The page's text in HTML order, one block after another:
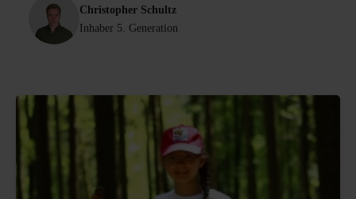
Christopher Schultz
Inhaber 5. Generation